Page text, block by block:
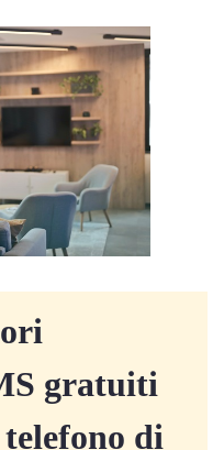
gratuiti
di